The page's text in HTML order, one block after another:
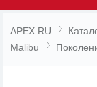
APEX.RU
Malibu